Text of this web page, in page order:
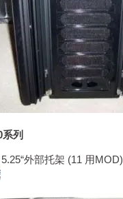
列
外部托架 (11 用MOD)